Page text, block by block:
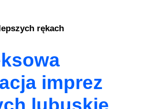
rękach
imprez